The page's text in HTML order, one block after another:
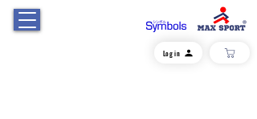
Log in